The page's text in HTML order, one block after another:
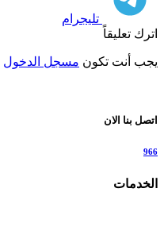
تليجرام
اترك تعليقاً
يجب أنت تكون مسجل الدخول
اتصل بنا الان
966
الخدمات